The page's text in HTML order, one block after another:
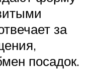
за
посадок.